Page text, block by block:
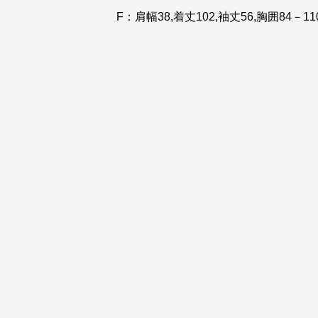
F：肩幅38,着丈102,袖丈56,胸囲84－